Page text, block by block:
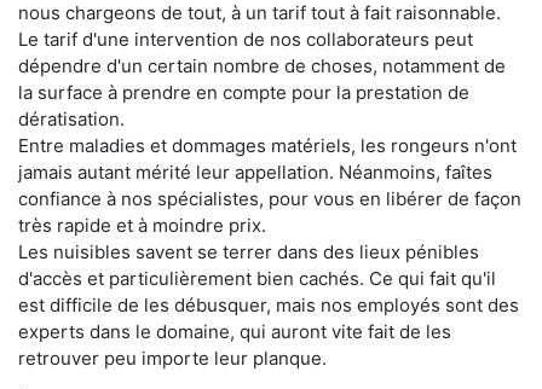
nous chargeons de tout, à un tarif tout à fait raisonnable.
Le tarif d'une intervention de nos collaborateurs peut
dépendre d'un certain nombre de choses, notamment de
la surface à prendre en compte pour la prestation de
dératisation.
Entre maladies et dommages matériels, les rongeurs n'ont
jamais autant mérité leur appellation. Néanmoins, faîtes
confiance à nos spécialistes, pour vous en libérer de façon
très rapide et à moindre prix.
Les nuisibles savent se terrer dans des lieux pénibles
d'accès et particulièrement bien cachés. Ce qui fait qu'il
est difficile de les débusquer, mais nos employés sont des
experts dans le domaine, qui auront vite fait de les
retrouver peu importe leur planque.